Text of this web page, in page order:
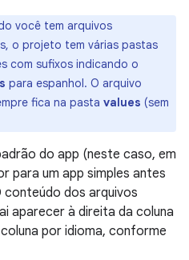
você tem arquivos
o projeto tem várias pastas
com sufixos indicando o
para espanhol. O arquivo
fica na pasta values (sem
do app (neste caso, em
para um app simples antes
dos arquivos
aparecer à direita da coluna
por idioma, conforme